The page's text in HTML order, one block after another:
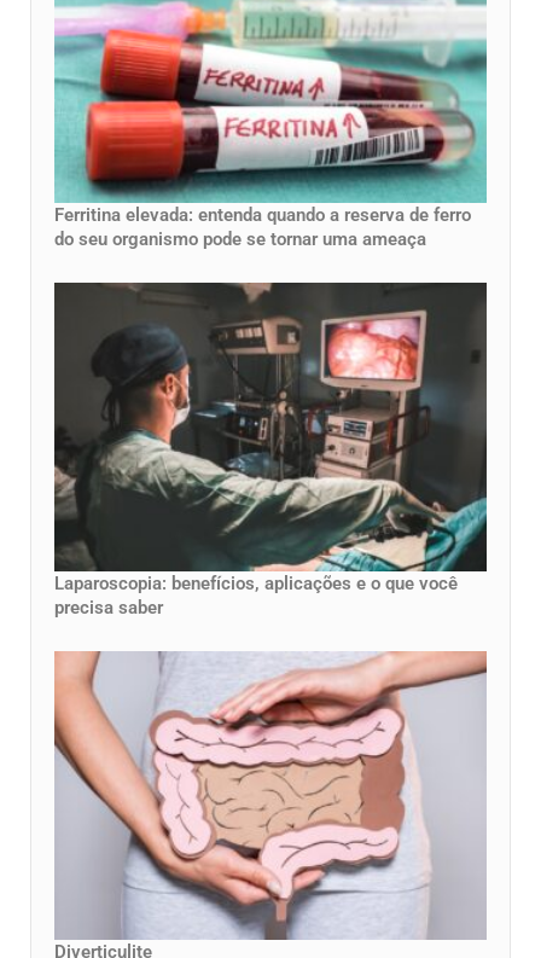
Ferritina elevada: entenda quando a reserva de ferro
do seu organismo pode se tornar uma ameaça
Laparoscopia: benefícios, aplicações e o que você
precisa saber
Diverticulite